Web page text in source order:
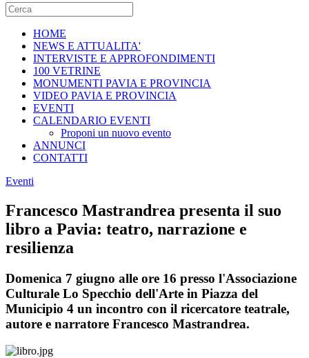
HOME
NEWS E ATTUALITA'
INTERVISTE E APPROFONDIMENTI
100 VETRINE
MONUMENTI PAVIA E PROVINCIA
VIDEO PAVIA E PROVINCIA
EVENTI
CALENDARIO EVENTI
Proponi un nuovo evento
ANNUNCI
CONTATTI
Eventi
Francesco Mastrandrea presenta il suo
libro a Pavia: teatro, narrazione e
resilienza
Domenica 7 giugno alle ore 16 presso l'Associazione
Culturale Lo Specchio dell'Arte in Piazza del
Municipio 4 un incontro con il ricercatore teatrale,
autore e narratore Francesco Mastrandrea.